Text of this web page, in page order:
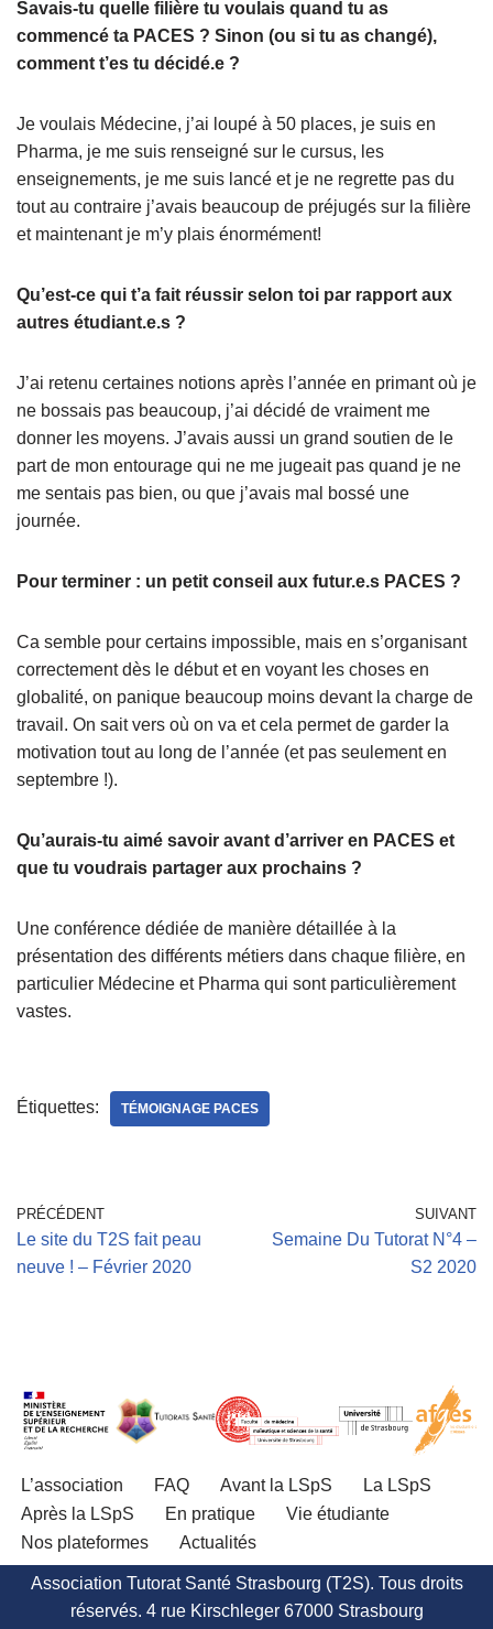
Savais-tu quelle filière tu voulais quand tu as
commencé ta PACES ? Sinon (ou si tu as changé),
comment t’es tu décidé.e ?
Je voulais Médecine, j’ai loupé à 50 places, je suis en
Pharma, je me suis renseigné sur le cursus, les
enseignements, je me suis lancé et je ne regrette pas du
tout au contraire j’avais beaucoup de préjugés sur la filière
et maintenant je m’y plais énormément!
Qu’est-ce qui t’a fait réussir selon toi par rapport aux
autres étudiant.e.s ?
J’ai retenu certaines notions après l’année en primant où je
ne bossais pas beaucoup, j’ai décidé de vraiment me
donner les moyens. J’avais aussi un grand soutien de le
part de mon entourage qui ne me jugeait pas quand je ne
me sentais pas bien, ou que j’avais mal bossé une
journée.
Pour terminer : un petit conseil aux futur.e.s PACES ?
Ca semble pour certains impossible, mais en s’organisant
correctement dès le début et en voyant les choses en
globalité, on panique beaucoup moins devant la charge de
travail. On sait vers où on va et cela permet de garder la
motivation tout au long de l’année (et pas seulement en
septembre !).
Qu’aurais-tu aimé savoir avant d’arriver en PACES et
que tu voudrais partager aux prochains ?
Une conférence dédiée de manière détaillée à la
présentation des différents métiers dans chaque filière, en
particulier Médecine et Pharma qui sont particulièrement
vastes.
Étiquettes: TÉMOIGNAGE PACES
PRÉCÉDENT
Le site du T2S fait peau
neuve ! – Février 2020
SUIVANT
Semaine Du Tutorat N°4 –
S2 2020
L’association FAQ Avant la LSpS
La LSpS
Après la LSpS
En pratique
Vie étudiante
Nos plateformes
Actualités
Association Tutorat Santé Strasbourg (T2S). Tous droits
réservés. 4 rue Kirschleger 67000 Strasbourg